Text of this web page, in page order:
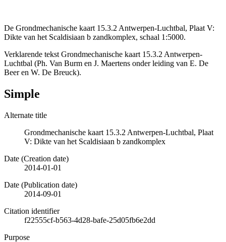
De Grondmechanische kaart 15.3.2 Antwerpen-Luchtbal, Plaat V:
Dikte van het Scaldisiaan b zandkomplex, schaal 1:5000.
Verklarende tekst Grondmechanische kaart 15.3.2 Antwerpen-
Luchtbal (Ph. Van Burm en J. Maertens onder leiding van E. De
Beer en W. De Breuck).
Simple
Alternate title
Grondmechanische kaart 15.3.2 Antwerpen-Luchtbal, Plaat
V: Dikte van het Scaldisiaan b zandkomplex
Date (Creation date)
2014-01-01
Date (Publication date)
2014-09-01
Citation identifier
f22555cf-b563-4d28-bafe-25d05fb6e2dd
Purpose